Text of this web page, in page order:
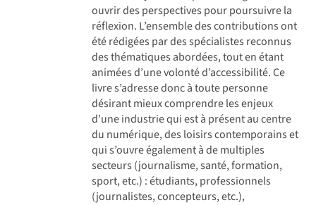
ouvrir des perspectives pour poursuivre la
réflexion. L’ensemble des contributions ont
été rédigées par des spécialistes reconnus
des thématiques abordées, tout en étant
animées d’une volonté d’accessibilité. Ce
livre s’adresse donc à toute personne
désirant mieux comprendre les enjeux
d’une industrie qui est à présent au centre
du numérique, des loisirs contemporains et
qui s’ouvre également à de multiples
secteurs (journalisme, santé, formation,
sport, etc.) : étudiants, professionnels
(journalistes, concepteurs, etc.),